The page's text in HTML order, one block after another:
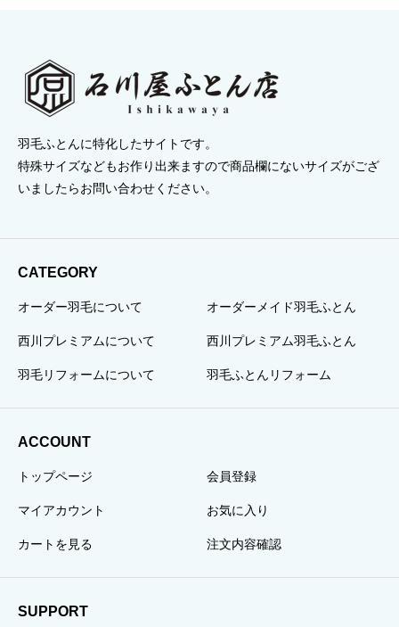
羽毛ふとんに特化したサイトです。
特殊サイズなどもお作り出来ますので商品欄にないサイズがござ
いましたらお問い合わせください。
CATEGORY
オーダー羽毛について オーダーメイド羽毛ふとん
西川プレミアムについて 西川プレミアム羽毛ふとん
羽毛リフォームについて 羽毛ふとんリフォーム
ACCOUNT
トップページ 会員登録
マイアカウント お気に入り
カートを見る 注文内容確認
SUPPORT